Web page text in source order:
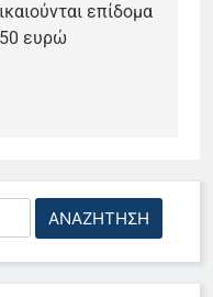
επίδομα
ευρώ
Άκη Παυλόπουλου